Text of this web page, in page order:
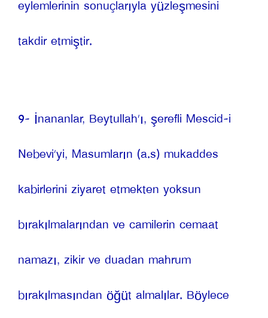
eylemlerinin sonuçlarıyla yüzleşmesini
takdir etmiştir.
9- İnananlar, Beytullah’ı, şerefli Mescid-i
Nebevi’yi, Masumların (a.s) mukaddes
kabirlerini ziyaret etmekten yoksun
bırakılmalarından ve camilerin cemaat
namazı, zikir ve duadan mahrum
bırakılmasından öğüt almalılar. Böylece